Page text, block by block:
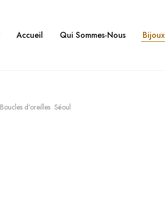
Accueil Qui Sommes-Nous Bijoux
Boucles d’oreilles Séoul